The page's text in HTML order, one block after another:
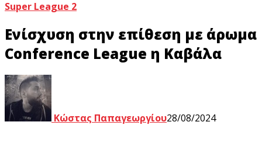
Super League 2
Ενίσχυση στην επίθεση με άρωμα
Conference League η Καβάλα
Κώστας Παπαγεωργίου28/08/2024